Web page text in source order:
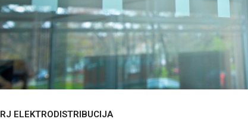
RJ ELEKTRODISTRIBUCIJA